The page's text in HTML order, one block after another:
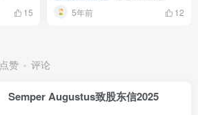
15 5年前 12
点赞 评论
Semper Augustus致股东信2025